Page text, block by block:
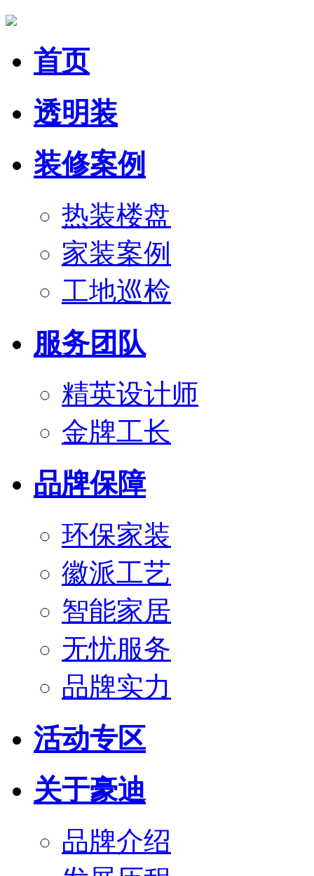
首页
透明装
装修案例
热装楼盘
家装案例
工地巡检
服务团队
精英设计师
金牌工长
品牌保障
环保家装
徽派工艺
智能家居
无忧服务
品牌实力
活动专区
关于豪迪
品牌介绍